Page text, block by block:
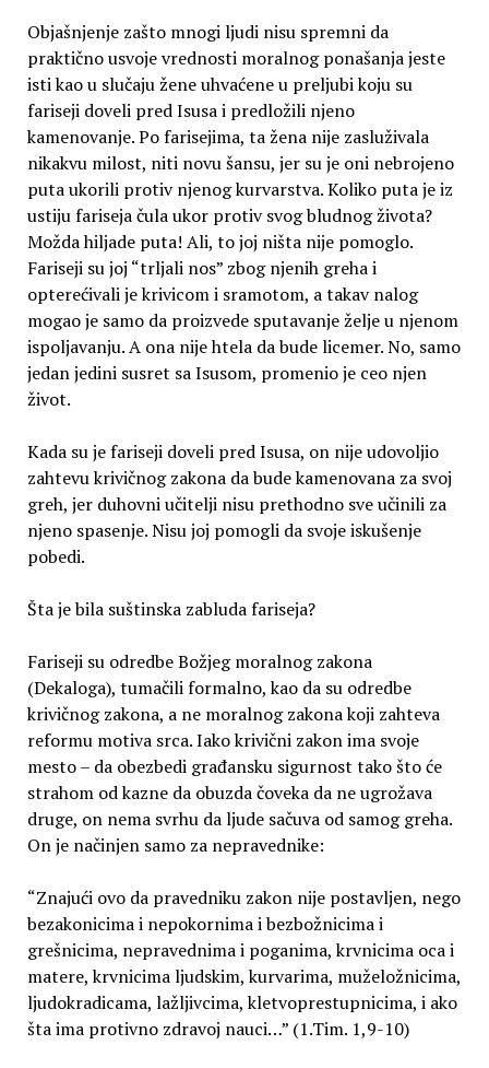
Objašnjenje zašto mnogi ljudi nisu spremni da
praktično usvoje vrednosti moralnog ponašanja jeste
isti kao u slučaju žene uhvaćene u preljubi koju su
fariseji doveli pred Isusa i predložili njeno
kamenovanje. Po farisejima, ta žena nije zasluživala
nikakvu milost, niti novu šansu, jer su je oni nebrojeno
puta ukorili protiv njenog kurvarstva. Koliko puta je iz
ustiju fariseja čula ukor protiv svog bludnog života?
Možda hiljade puta! Ali, to joj ništa nije pomoglo.
Fariseji su joj “trljali nos” zbog njenih greha i
opterećivali je krivicom i sramotom, a takav nalog
mogao je samo da proizvede sputavanje želje u njenom
ispoljavanju. A ona nije htela da bude licemer. No, samo
jedan jedini susret sa Isusom, promenio je ceo njen
život.
Kada su je fariseji doveli pred Isusa, on nije udovoljio
zahtevu krivičnog zakona da bude kamenovana za svoj
greh, jer duhovni učitelji nisu prethodno sve učinili za
njeno spasenje. Nisu joj pomogli da svoje iskušenje
pobedi.
Šta je bila suštinska zabluda fariseja?
Fariseji su odredbe Božjeg moralnog zakona
(Dekaloga), tumačili formalno, kao da su odredbe
krivičnog zakona, a ne moralnog zakona koji zahteva
reformu motiva srca. Iako krivični zakon ima svoje
mesto – da obezbedi građansku sigurnost tako što će
strahom od kazne da obuzda čoveka da ne ugrožava
druge, on nema svrhu da ljude sačuva od samog greha.
On je načinjen samo za nepravednike:
“Znajući ovo da pravedniku zakon nije postavljen, nego
bezakonicima i nepokornima i bezbožnicima i
grešnicima, nepravednima i poganima, krvnicima oca i
matere, krvnicima ljudskim, kurvarima, muželožnicima,
ljudokradicama, lažljivcima, kletvoprestupnicima, i ako
šta ima protivno zdravoj nauci…” (1.Tim. 1,9-10)